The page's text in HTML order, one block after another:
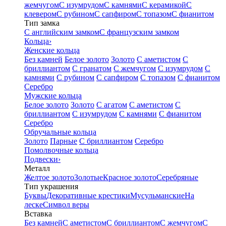
жемчугомС изумрудомС камнямиС керамикойС
клеверомС рубиномС сапфиромС топазомС фианитом
Тип замка
С английским замкомС французским замком
Кольца›
Женские кольца
Без камней Белое золото Золото С аметистом С
бриллиантом С гранатом С жемчугом С изумрудом С
камнями С рубином С сапфиром С топазом С фианитом
Серебро
Мужские кольца
Белое золото Золото С агатом С аметистом С
бриллиантом С изумрудом С камнями С фианитом
Серебро
Обручальные кольца
Золото Парные С бриллиантом Серебро
Помолвочные кольца
Подвески›
Металл
Желтое золотоЗолотыеКрасное золотоСеребряные
Тип украшения
БуквыДекоративные крестикиМусульманскиеНа
лескеСимвол веры
Вставка
Без камнейС аметистомС бриллиантомС жемчугомС